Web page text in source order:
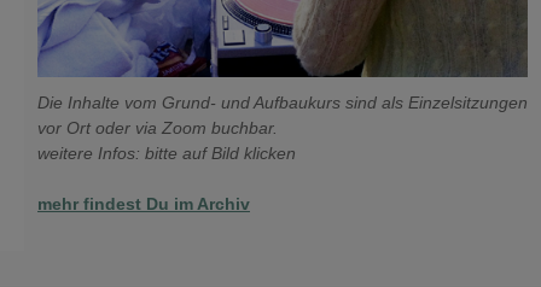
Die Inhalte vom Grund- und Aufbaukurs sind als Einzelsitzungen
vor Ort oder via Zoom buchbar.
weitere Infos: bitte auf Bild klicken
mehr findest Du im Archiv